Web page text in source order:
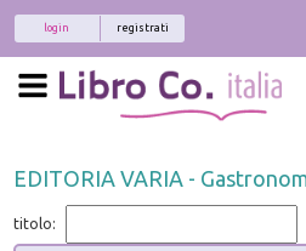
registrati
login
EDITORIA VARIA -
titolo: